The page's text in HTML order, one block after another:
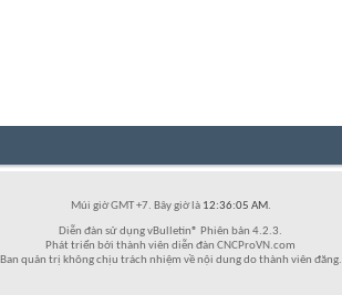
Múi giờ GMT +7. Bây giờ là 12:36:05 AM.
Diễn đàn sử dụng vBulletin® Phiên bản 4.2.3.
Phát triển bởi thành viên diễn đàn CNCProVN.com
Ban quản trị không chịu trách nhiệm về nội dung do thành viên đăng.